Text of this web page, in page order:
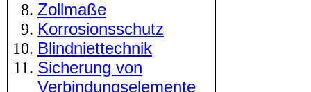
Zollmaße
Korrosionsschutz
Blindniettechnik
Sicherung von
Verbindungselemente